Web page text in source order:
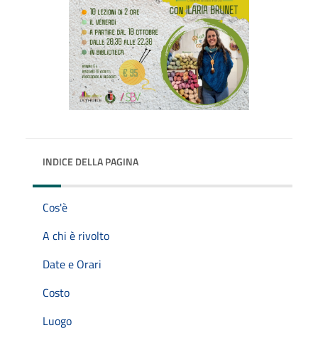
INDICE DELLA PAGINA
Cos'è
A chi è rivolto
Date e Orari
Costo
Luogo